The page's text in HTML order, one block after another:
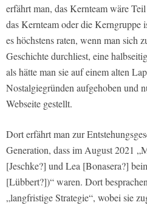
erfährt man, das Kernteam wäre
das Kernteam oder die Kerngruppe
es höchstens raten, wenn man sich
Geschichte durchliest, eine
als hätte man sie auf einem alten
Nostalgiegründen aufgehoben und
Webseite gestellt.
Dort erfährt man zur
Generation, dass im August 2021
[Jeschke?] und Lea [Bonasera?]
[Lübbert?])“ waren. Dort
„langfristige Strategie“, wobei sie